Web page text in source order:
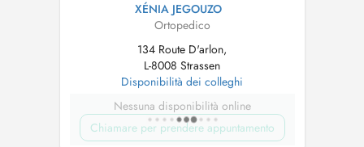
XÉNIA JEGOUZO
Ortopedico
134 Route D'arlon,
L-8008 Strassen
Disponibilità dei colleghi
Nessuna disponibilità online
Chiamare per prendere appuntamento